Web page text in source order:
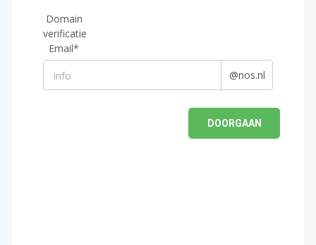
Domain
verificatie
Email*
@nos.nl
DOORGAAN